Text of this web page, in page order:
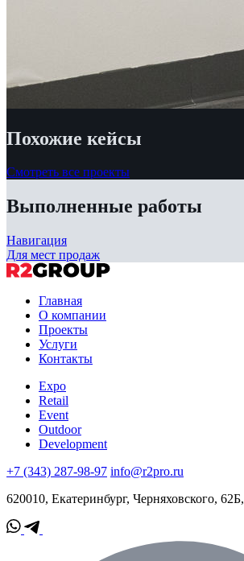
Похожие кейсы
Смотреть все проекты
Выполненные работы
Навигация
Для мест продаж
Главная
О компании
Проекты
Услуги
Контакты
Expo
Retail
Event
Outdoor
Development
+7 (343) 287-98-97 info@r2pro.ru
620010, Екатеринбург, Черняховского,